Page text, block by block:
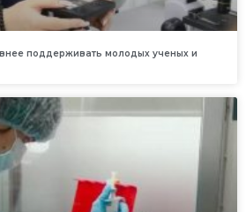
поддерживать молодых ученых и